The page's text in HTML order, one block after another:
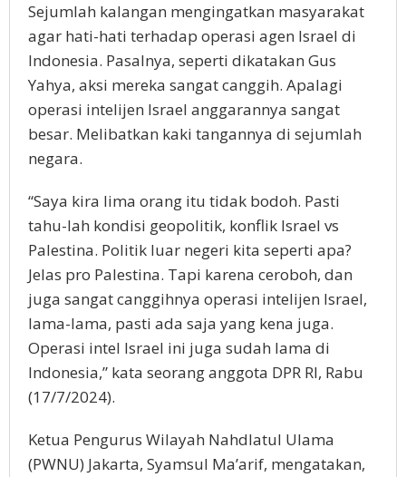
Sejumlah kalangan mengingatkan masyarakat
agar hati-hati terhadap operasi agen Israel di
Indonesia. Pasalnya, seperti dikatakan Gus
Yahya, aksi mereka sangat canggih. Apalagi
operasi intelijen Israel anggarannya sangat
besar. Melibatkan kaki tangannya di sejumlah
negara.
“Saya kira lima orang itu tidak bodoh. Pasti
tahu-lah kondisi geopolitik, konflik Israel vs
Palestina. Politik luar negeri kita seperti apa?
Jelas pro Palestina. Tapi karena ceroboh, dan
juga sangat canggihnya operasi intelijen Israel,
lama-lama, pasti ada saja yang kena juga.
Operasi intel Israel ini juga sudah lama di
Indonesia,” kata seorang anggota DPR RI, Rabu
(17/7/2024).
Ketua Pengurus Wilayah Nahdlatul Ulama
(PWNU) Jakarta, Syamsul Ma’arif, mengatakan,